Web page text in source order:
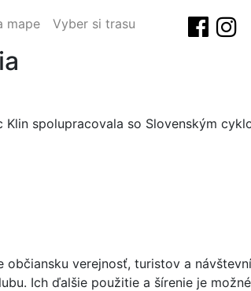
mape Vyber si trasu
spolupracovala so Slovenským
verejnosť, turistov a
Ich ďalšie použitie a šírenie je